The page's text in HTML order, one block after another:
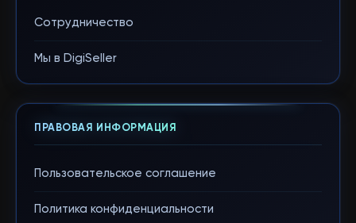
Сотрудничество
Мы в DigiSeller
ПРАВОВАЯ ИНФОРМАЦИЯ
Пользовательское соглашение
Политика конфиденциальности